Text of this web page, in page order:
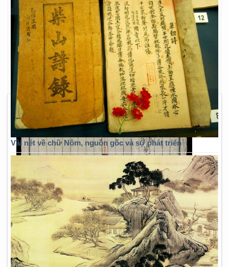
Vài nét về chữ Nôm, nguồn gốc và sự phát triển